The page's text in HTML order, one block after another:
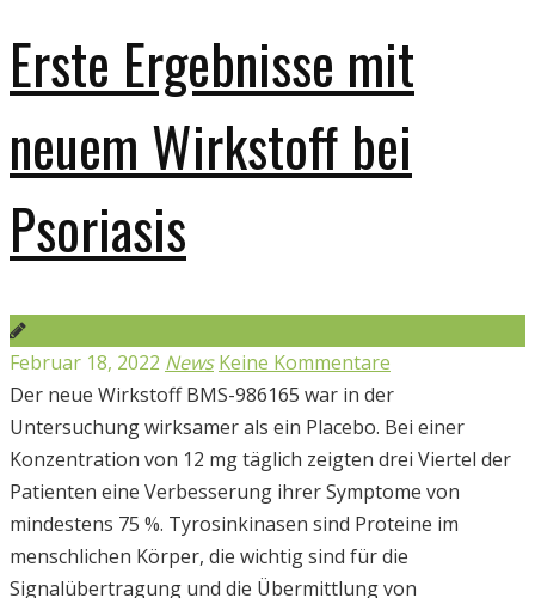
Erste Ergebnisse mit
neuem Wirkstoff bei
Psoriasis
Februar 18, 2022 News Keine Kommentare
Der neue Wirkstoff BMS-986165 war in der
Untersuchung wirksamer als ein Placebo. Bei einer
Konzentration von 12 mg täglich zeigten drei Viertel der
Patienten eine Verbesserung ihrer Symptome von
mindestens 75 %. Tyrosinkinasen sind Proteine im
menschlichen Körper, die wichtig sind für die
Signalübertragung und die Übermittlung von